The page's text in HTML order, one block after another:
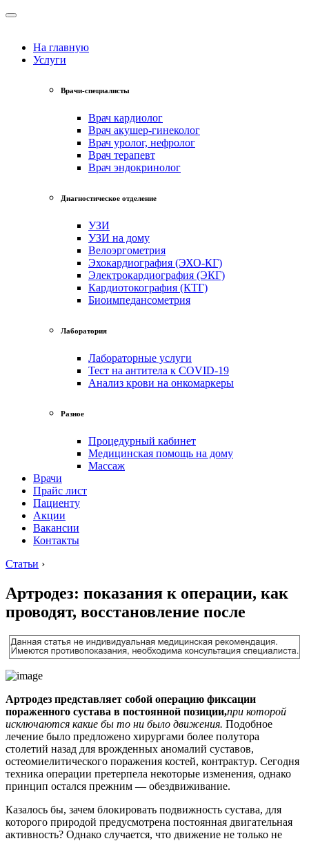
На главную
Услуги
Врачи-специалисты
Врач кардиолог
Врач акушер-гинеколог
Врач уролог, нефролог
Врач терапевт
Врач эндокринолог
Диагностическое отделение
УЗИ
УЗИ на дому
Велоэргометрия
Эхокардиография (ЭХО-КГ)
Электрокардиография (ЭКГ)
Кардиотокография (КТГ)
Биоимпедансометрия
Лаборатория
Лабораторные услуги
Тест на антитела к COVID-19
Анализ крови на онкомаркеры
Разное
Процедурный кабинет
Медицинская помощь на дому
Массаж
Врачи
Прайс лист
Пациенту
Акции
Вакансии
Контакты
Статьи ›
Артродез: показания к операции, как
проводят, восстановление после
Артродез представляет собой операцию фиксации
пораженного сустава в постоянной позиции,при которой
исключаются какие бы то ни было движения. Подобное
лечение было предложено хирургами более полутора
столетий назад для врожденных аномалий суставов,
остеомиелитического поражения костей, контрактур. Сегодня
техника операции претерпела некоторые изменения, однако
принцип остался прежним — обездвиживание.
Казалось бы, зачем блокировать подвижность сустава, для
которого природой предусмотрена постоянная двигательная
активность? Однако случается, что движение не только не